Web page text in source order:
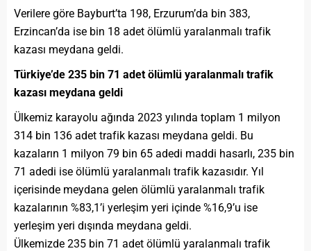
Verilere göre Bayburt’ta 198, Erzurum’da bin 383,
Erzincan’da ise bin 18 adet ölümlü yaralanmalı trafik
kazası meydana geldi.
Türkiye’de 235 bin 71 adet ölümlü yaralanmalı trafik
kazası meydana geldi
Ülkemiz karayolu ağında 2023 yılında toplam 1 milyon
314 bin 136 adet trafik kazası meydana geldi. Bu
kazaların 1 milyon 79 bin 65 adedi maddi hasarlı, 235 bin
71 adedi ise ölümlü yaralanmalı trafik kazasıdır. Yıl
içerisinde meydana gelen ölümlü yaralanmalı trafik
kazalarının %83,1’i yerleşim yeri içinde %16,9’u ise
yerleşim yeri dışında meydana geldi.
Ülkemizde 235 bin 71 adet ölümlü yaralanmalı trafik